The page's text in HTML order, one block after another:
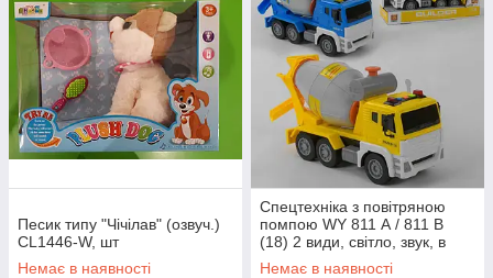
Песик типу "Чічілав" (озвуч.)
CL1446-W, шт
Немає в наявності
Спецтехніка з повітряною
помпою WY 811 А / 811 В
(18) 2 види, світло, звук, в
коробці, шт
Немає в наявності